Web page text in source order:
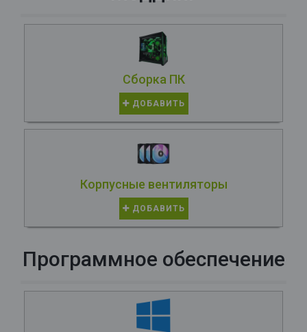
Сборка ПК
ДОБАВИТЬ
Корпусные вентиляторы
ДОБАВИТЬ
Программное обеспечение